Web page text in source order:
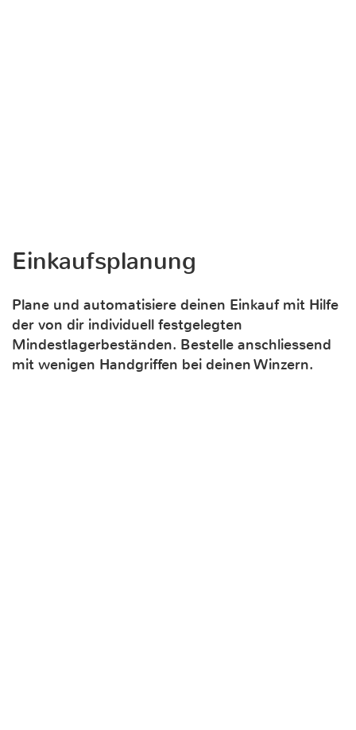
Einkaufsplanung
Plane und automatisiere deinen Einkauf mit Hilfe
der von dir individuell festgelegten
Mindestlagerbeständen. Bestelle anschliessend
mit wenigen Handgriffen bei deinen Winzern.